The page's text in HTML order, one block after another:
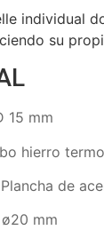
individual
su
15 mm
hierro
de
mm